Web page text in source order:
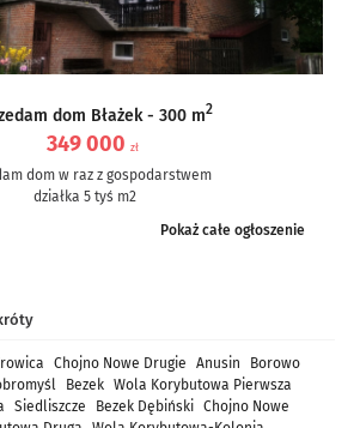
dom Błażek - 300 m2
349 000 zł
dom w raz z gospodarstwem
działka 5 tyś m2
Pokaż całe ogłoszenie
Chojno Nowe Drugie Anusin
Borowo
Bezek Wola Korybutowa Pierwsza
Siedliszcze Bezek Dębiński Chojno Nowe